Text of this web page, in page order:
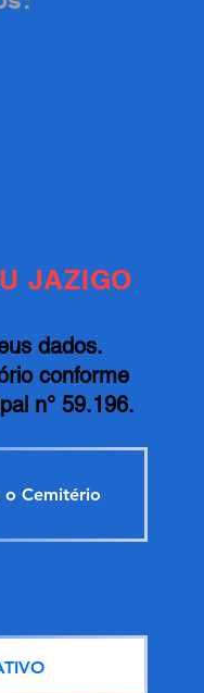
JAZIGO
dados.
conforme
n° 59.196.
Cemitério